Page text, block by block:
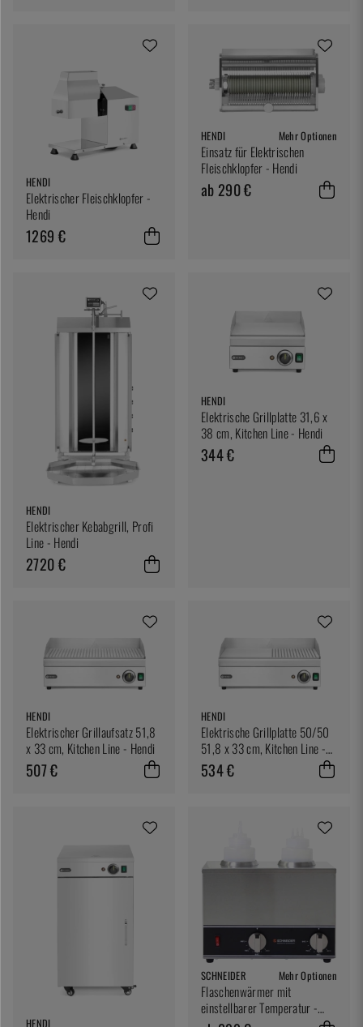
HENDI
Elektrischer Fleischklopfer -
Hendi
1269 €
HENDI Mehr Optionen
Einsatz für Elektrischen
Fleischklopfer - Hendi
ab 290 €
HENDI
Elektrischer Kebabgrill, Profi
Line - Hendi
2720 €
HENDI
Elektrische Grillplatte 31,6 x
38 cm, Kitchen Line - Hendi
344 €
HENDI
Elektrischer Grillaufsatz 51,8
x 33 cm, Kitchen Line - Hendi
507 €
HENDI
Elektrische Grillplatte 50/50
51,8 x 33 cm, Kitchen Line -
Hendi
534 €
HENDI
SCHNEIDER Mehr Optionen
Flaschenwärmer mit
einstellbarer Temperatur -